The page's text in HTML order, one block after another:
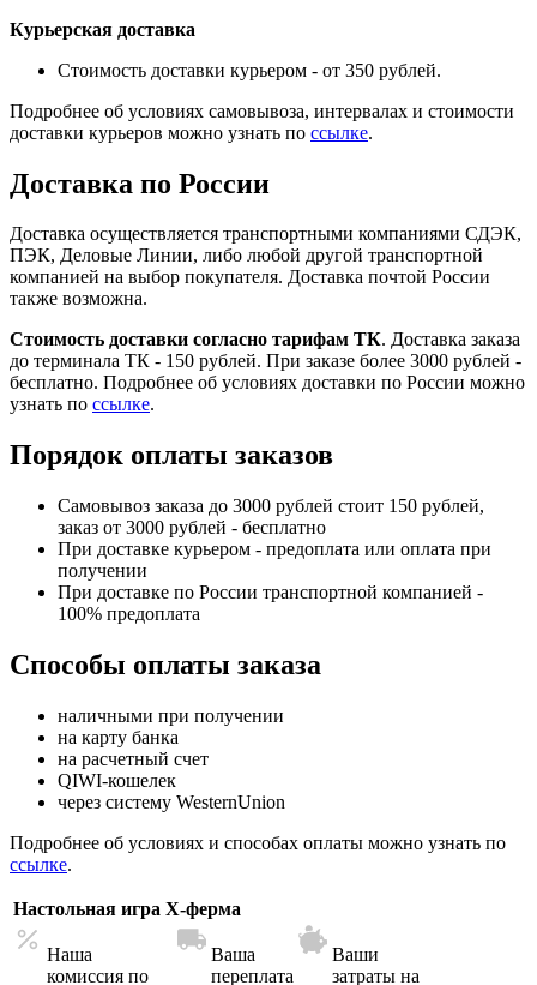
Курьерская доставка
Стоимость доставки курьером - от 350 рублей.
Подробнее об условиях самовывоза, интервалах и стоимости
доставки курьеров можно узнать по ссылке.
Доставка по России
Доставка осуществляется транспортными компаниями СДЭК,
ПЭК, Деловые Линии, либо любой другой транспортной
компанией на выбор покупателя. Доставка почтой России
также возможна.
Стоимость доставки согласно тарифам ТК. Доставка заказа
до терминала ТК - 150 рублей. При заказе более 3000 рублей -
бесплатно. Подробнее об условиях доставки по России можно
узнать по ссылке.
Порядок оплаты заказов
Самовывоз заказа до 3000 рублей стоит 150 рублей,
заказ от 3000 рублей - бесплатно
При доставке курьером - предоплата или оплата при
получении
При доставке по России транспортной компанией -
100% предоплата
Способы оплаты заказа
наличными при получении
на карту банка
на расчетный счет
QIWI-кошелек
через систему WesternUnion
Подробнее об условиях и способах оплаты можно узнать по
ссылке.
Настольная игра X-ферма
Наша
комиссия по
Ваша
переплата
Ваши
затраты на